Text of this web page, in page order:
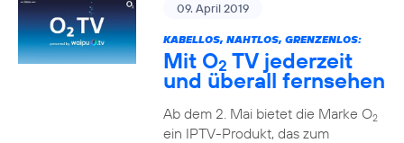
09. April 2019
KABELLOS, NAHTLOS, GRENZENLOS:
Mit O2 TV jederzeit
und überall fernsehen
Ab dem 2. Mai bietet die Marke O2
ein IPTV-Produkt, das zum